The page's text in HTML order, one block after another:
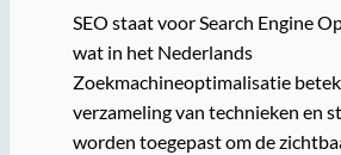
SEO staat voor Search Engine
wat in het Nederlands
Zoekmachineoptimalisatie
verzameling van technieken en
worden toegepast om de